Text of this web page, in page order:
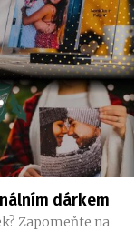
dárkem
Zapomeňte na